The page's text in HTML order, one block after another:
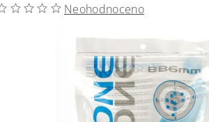
Neohodnoceno